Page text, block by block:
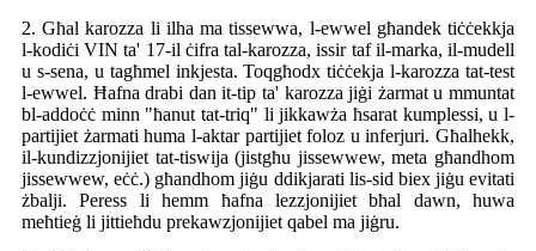
2. Għal karozza li ilha ma tissewwa, l-ewwel għandek tiċċekkja
l-kodiċi VIN ta' 17-il ċifra tal-karozza, issir taf il-marka, il-mudell
u s-sena, u tagħmel inkjesta. Toqgħodx tiċċekja l-karozza tat-test
l-ewwel. Ħafna drabi dan it-tip ta' karozza jiġi żarmat u mmuntat
bl-addoċċ minn "ħanut tat-triq" li jikkawża ħsarat kumplessi, u l-
partijiet żarmati huma l-aktar partijiet foloz u inferjuri. Għalhekk,
il-kundizzjonijiet tat-tiswija (jistgħu jissewwew, meta għandhom
jissewwew, eċċ.) għandhom jiġu ddikjarati lis-sid biex jiġu evitati
żbalji. Peress li hemm ħafna lezzjonijiet bħal dawn, huwa
meħtieġ li jittieħdu prekawzjonijiet qabel ma jiġru.